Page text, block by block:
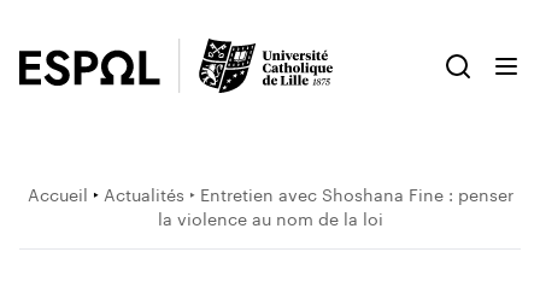
Accueil ‣ Actualités ‣ Entretien avec Shoshana Fine : penser
la violence au nom de la loi